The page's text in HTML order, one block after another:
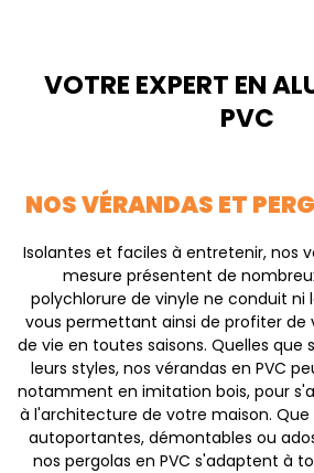
VOTRE EXPERT EN
PVC
NOS VÉRANDAS ET
Isolantes et faciles à entretenir, nos
mesure présentent de
polychlorure de vinyle ne conduit ni
vous permettant ainsi de profiter de
de vie en toutes saisons. Quelles que
leurs styles, nos vérandas en PVC
notamment en imitation bois, pour
à l'architecture de votre maison. Que
autoportantes, démontables ou
nos pergolas en PVC s'adaptent à